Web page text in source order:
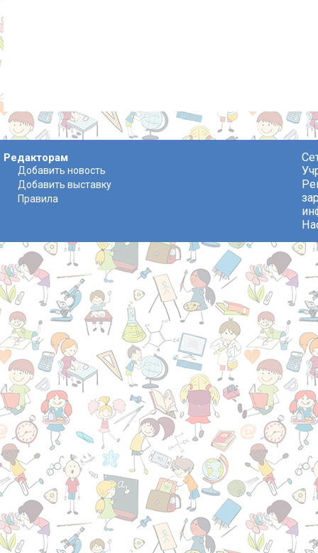
Редакторам
Добавить новость
Добавить выставку
Правила